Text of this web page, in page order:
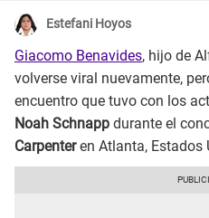
Estefani Hoyos
Giacomo Benavides, hijo de
volverse viral nuevamente,
encuentro que tuvo con los
Noah Schnapp durante el
Carpenteren Atlanta, Estados